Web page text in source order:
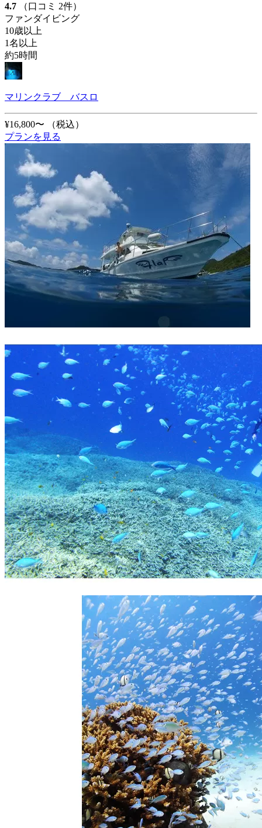
4.7
（口コミ 2件）
ファンダイビング
10歳以上
1名以上
約5時間
マリンクラブ バスロ
¥16,800〜
（税込）
プランを見る